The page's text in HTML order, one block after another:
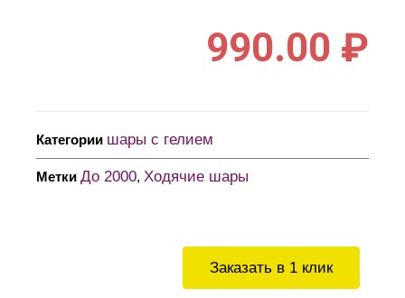
Заказать в 1 клик
990.00 ₽
Категории шары с гелием
Метки До 2000, Ходячие шары